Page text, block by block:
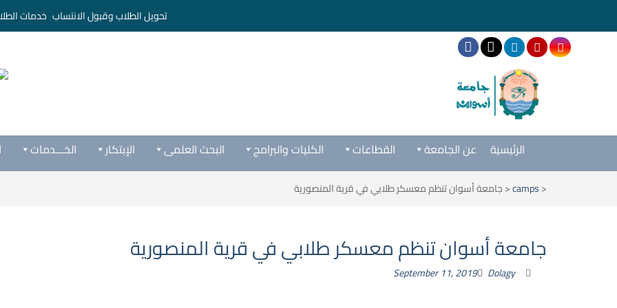
تحويل الطلاب وقبول الانتساب خدمات
الخـــدمات الإبتكار البحث العلمى الكليات والبرامج القطاعات عن الجامعة الرئيسية
<
camps
<جامعة أسوان تنظم معسكر طلابي في قرية المنصورية
جامعة أسوان تنظم معسكر طلابي في قرية المنصورية
September 11, 2019 Dolagy